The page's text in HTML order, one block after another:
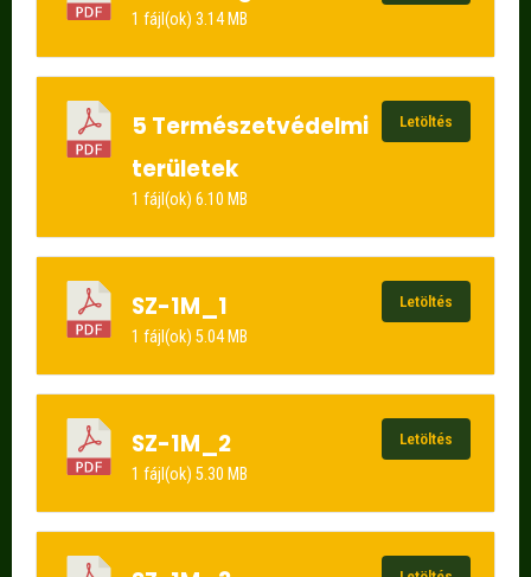
1 fájl(ok) 3.14 MB
5 Természetvédelmi
területek
1 fájl(ok) 6.10 MB
Letöltés
SZ-1M_1
1 fájl(ok) 5.04 MB
Letöltés
SZ-1M_2
1 fájl(ok) 5.30 MB
Letöltés